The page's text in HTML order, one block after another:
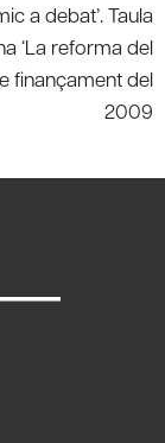
a debat’. Taula
‘La reforma del
finançament del
2009